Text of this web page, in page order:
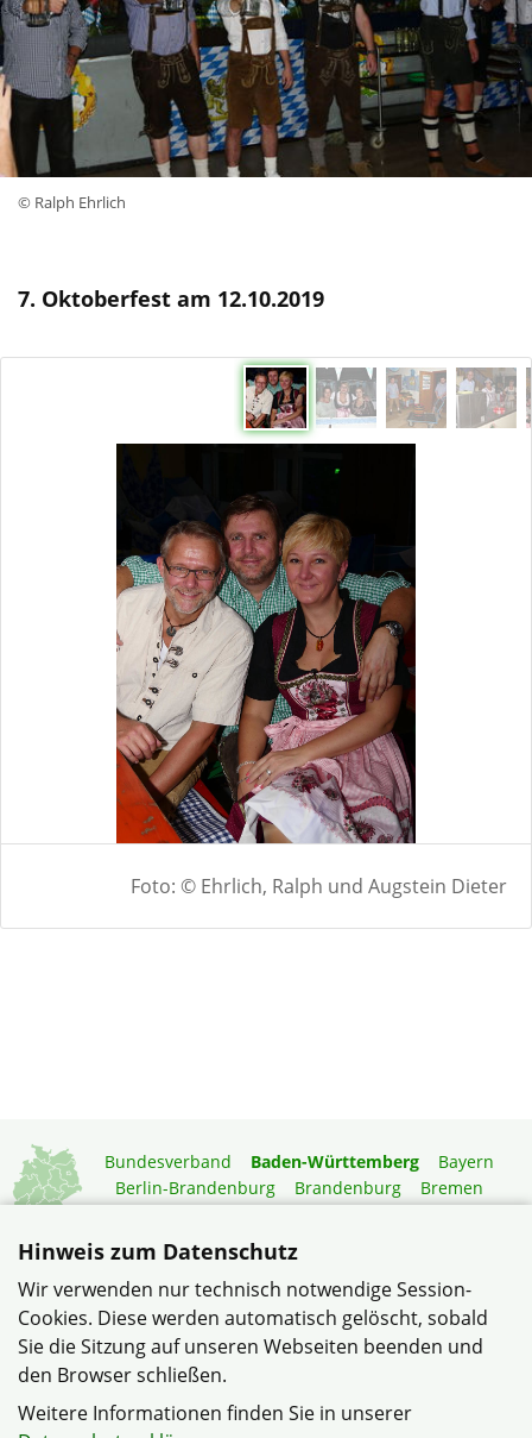
© Ralph Ehrlich
7. Oktoberfest am 12.10.2019
Foto: © Ehrlich, Ralph und Augstein Dieter
Bundesverband Baden-Württemberg
Bayern
Berlin-Brandenburg
Brandenburg
Bremen
Niedersachsen
Rheinland-Pfalz
Saarland
Sachsen-Anhalt
Schleswig-Holstein
Thüringen
Mitgliedermagazin
Gartenberatung
© Verband Wohneigentum Mannheim-Neueichwald II im
Verband Wohneigentum Baden-Württemberg e.V.
Hinweis zum Datenschutz
Wir verwenden nur technisch notwendige Session-
Cookies. Diese werden automatisch gelöscht, sobald
Sie die Sitzung auf unseren Webseiten beenden und
den Browser schließen.
Weitere Informationen finden Sie in unserer